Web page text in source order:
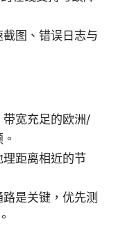
图、错误日志与
宽充足的欧洲/
距离相近的节
是关键，优先测